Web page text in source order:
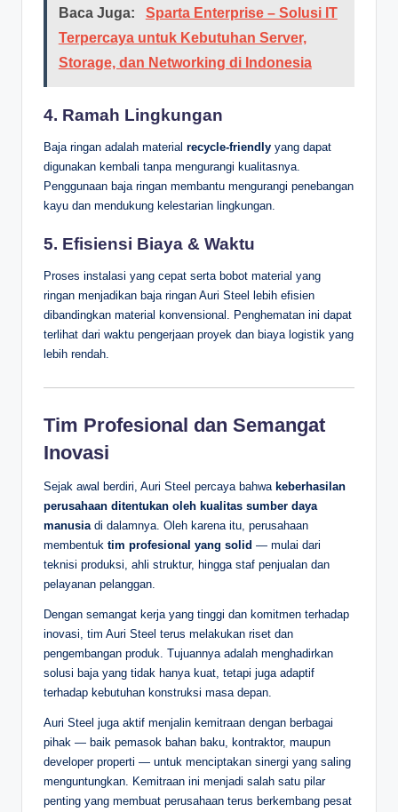
Baca Juga:
Sparta Enterprise – Solusi IT
Terpercaya untuk Kebutuhan Server,
Storage, dan Networking di Indonesia
4. Ramah Lingkungan
Baja ringan adalah material recycle-friendly yang dapat
digunakan kembali tanpa mengurangi kualitasnya.
Penggunaan baja ringan membantu mengurangi penebangan
kayu dan mendukung kelestarian lingkungan.
5. Efisiensi Biaya & Waktu
Proses instalasi yang cepat serta bobot material yang
ringan menjadikan baja ringan Auri Steel lebih efisien
dibandingkan material konvensional. Penghematan ini dapat
terlihat dari waktu pengerjaan proyek dan biaya logistik yang
lebih rendah.
Tim Profesional dan Semangat
Inovasi
Sejak awal berdiri, Auri Steel percaya bahwa keberhasilan
perusahaan ditentukan oleh kualitas sumber daya
manusia di dalamnya. Oleh karena itu, perusahaan
membentuk tim profesional yang solid — mulai dari
teknisi produksi, ahli struktur, hingga staf penjualan dan
pelayanan pelanggan.
Dengan semangat kerja yang tinggi dan komitmen terhadap
inovasi, tim Auri Steel terus melakukan riset dan
pengembangan produk. Tujuannya adalah menghadirkan
solusi baja yang tidak hanya kuat, tetapi juga adaptif
terhadap kebutuhan konstruksi masa depan.
Auri Steel juga aktif menjalin kemitraan dengan berbagai
pihak — baik pemasok bahan baku, kontraktor, maupun
developer properti — untuk menciptakan sinergi yang saling
menguntungkan. Kemitraan ini menjadi salah satu pilar
penting yang membuat perusahaan terus berkembang pesat